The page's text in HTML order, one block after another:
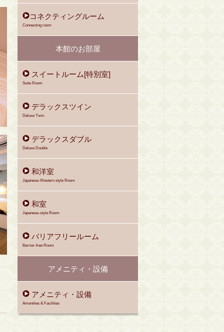
コネクティングルーム
Connecting room
本館のお部屋
スイートルーム[特別室]
Suite Room
デラックスツイン
Deluxe Twin
デラックスダブル
Deluxe Double
和洋室
Japanese-Western style Room
和室
Japanese-style Room
バリアフリールーム
Barrier-free Room
アメニティ・設備
アメニティ・設備
Amenities & Facilities